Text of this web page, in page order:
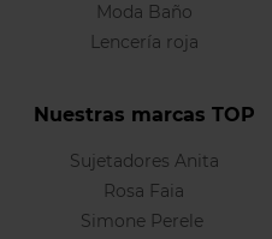
Moda Baño
Lencería roja
Nuestras marcas TOP
Sujetadores Anita
Rosa Faia
Simone Perele